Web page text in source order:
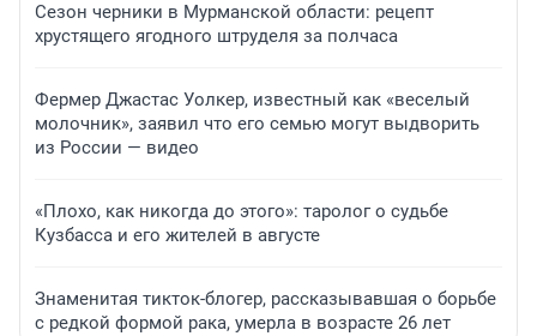
Сезон черники в Мурманской области: рецепт
хрустящего ягодного штруделя за полчаса
Фермер Джастас Уолкер, известный как «веселый
молочник», заявил что его семью могут выдворить
из России — видео
«Плохо, как никогда до этого»: таролог о судьбе
Кузбасса и его жителей в августе
Знаменитая тикток-блогер, рассказывавшая о борьбе
с редкой формой рака, умерла в возрасте 26 лет